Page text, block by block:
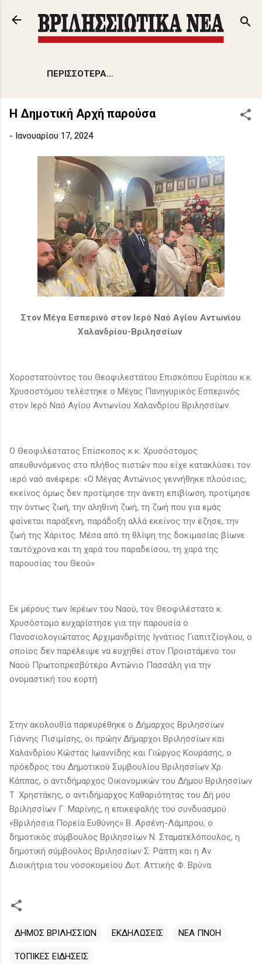
Μετάβαση στο κύριο περιεχόμενο
ΠΕΡΙΣΣΌΤΕΡΑ…
Η Δημοτική Αρχή παρούσα
- Ιανουαρίου 17, 2024
Στον Μέγα Εσπερινό στον Ιερό Ναό Αγίου Αντωνίου
Χαλανδρίου-Βριλησσίων
Χοροστατούντος του Θεοφιλεστάτου Επισκόπου Ευρίπου κ.κ.
Χρυσοστόμου τελέστηκε ο Μέγας Πανηγυρικός Εσπερινός
στον Ιερό Ναό Αγίου Αντωνίου Χαλανδρίου Βριλησσίων.
Ο Θεοφιλέστατος Επίσκοπος κ.κ. Χρυσόστομος
απευθυνόμενος στο πλήθος πιστών που είχε κατακλύσει τον
ιερό ναό ανέφερε: «Ο Μέγας Αντώνιος γεννήθηκε πλούσιος,
εκείνος όμως δεν προτίμησε την άνετη επιβίωση, προτίμησε
την όντως ζωή, την αληθινή ζωή, τη ζωή που για εμάς
φαίνεται παράξενη, παράδοξη αλλά εκείνος την έζησε, την
ζωή της Χάριτος. Μέσα από τη θλίψη της δοκιμασίας βίωνε
ταυτόχρονα και τη χαρά του παραδείσου, τη χαρά της
παρουσίας του Θεού»
Εκ μέρους των Ιερέων του Ναού, τον Θεοφιλέστατο κ.
Χρυσόστομο ευχαρίστησε για την παρουσία ο
Πανοσιολογιώτατος Αρχιμανδρίτης Ιγνάτιος Γιαπιτζίογλου, ο
οποίος δεν παρέλειψε να ευχηθεί στον Προιστάμενο του
Ναού Πρωτοπρεσβύτερο Αντώνιο Πασσάλη για την
ονομαστική του εορτή.
Στην ακολουθία παρευρέθηκε ο Δήμαρχος Βριλησσίων
Γιάννης Πισιμίσης, οι πρώην Δήμαρχοι Βριλησσίων και
Χαλανδρίου Κώστας Ιωαννίδης και Γιώργος Κουράσης, ο
πρόεδρος του Δημοτικού Συμβουλίου Βριλησσίων Χρ.
Κάππας, ο αντιδήμαρχος Οικονομικών του Δήμου Βριλησσίων
Τ. Χρηστάκης, ο αντιδήμαρχος Καθαριότητας του Δή μου
Βριλησσίων Γ. Μαρίνης, η επικεφαλής του συνδυασμού
«Βριλήσσια Πορεία Ευθύνης» Β. Αρσένη-Λάμπρου, ο
δημοτικός σύμβουλος Βριλησσίων Ν. Σταματελόπουλος, η
δημοτική σύμβουλος Βριλησσίων Σ. Ράπτη και η Αν.
Διοικήτρια του νοσοκομείου Δυτ. Αττικής Φ. Βρύνα.
ΔΗΜΟΣ ΒΡΙΛΗΣΣΙΩΝ ΕΚΔΗΛΩΣΕΙΣ ΝΕΑ ΠΝΟΗ
ΤΟΠΙΚΕΣ ΕΙΔΗΣΕΙΣ